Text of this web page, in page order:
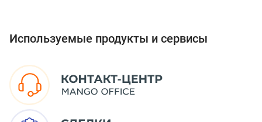
Используемые продукты и сервисы